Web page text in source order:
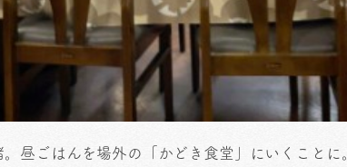
。昼ごはんを場外の「かどき食堂」にいくこと